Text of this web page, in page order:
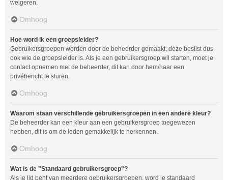
weigeren.
Omhoog
Hoe word ik een groepsleider?
Gebruikersgroepen worden door de beheerder gemaakt, deze beslist dus
ook wie de groepsleider is. Als je een gebruikersgroep wil starten, moet je
contact opnemen met de beheerder, dit kan door hem/haar een
privébericht te sturen.
Omhoog
Waarom staan verschillende gebruikersgroepen in een andere kleur?
De beheerder kan een kleur aan een gebruikersgroep toegewezen
hebben, dit is om de leden gemakkelijk te herkennen.
Omhoog
Wat is de "Standaard gebruikersgroep"?
Als je lid bent van meerdere gebruikersgroepen, word je standaard